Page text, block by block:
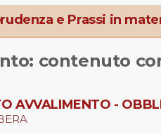
e Prassi in
contenuto
AVVALIMENTO -